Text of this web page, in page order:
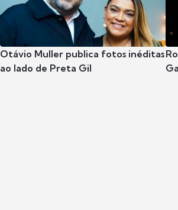
Otávio Muller publica fotos inéditas
ao lado de Preta Gil